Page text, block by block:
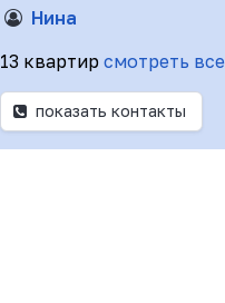
Нина
13 квартир смотреть все
показать контакты